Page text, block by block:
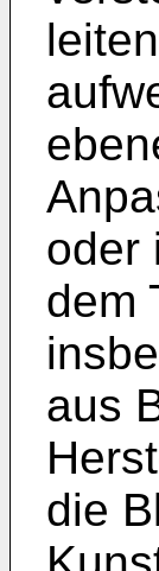
oder
dem
aus
die